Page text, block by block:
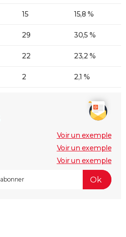
15 15,8 %
29 30,5 %
22 23,2 %
2 2,1 %
Voir un exemple
Voir un exemple
Voir un exemple